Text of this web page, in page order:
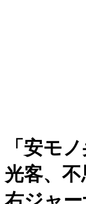
「安モ
光客、